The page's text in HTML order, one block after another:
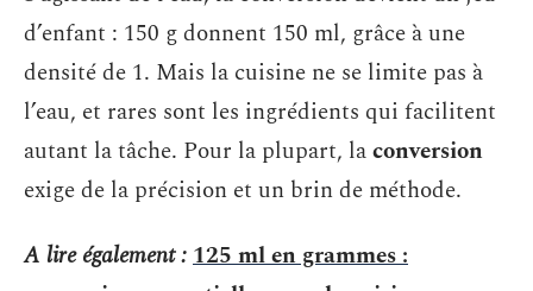
d’enfant : 150 g donnent 150 ml, grâce à une
densité de 1. Mais la cuisine ne se limite pas à
l’eau, et rares sont les ingrédients qui facilitent
autant la tâche. Pour la plupart, laconversion
exige de la précision et un brin de méthode.
A lire également :125 ml en grammes :